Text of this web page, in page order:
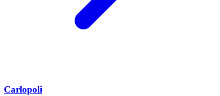
Carlopoli